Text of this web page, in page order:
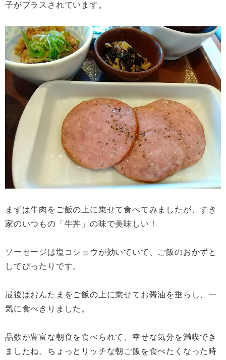
子がプラスされています。
まずは牛肉をご飯の上に乗せて食べてみましたが、すき
家のいつもの「牛丼」の味で美味しい！
ソーセージは塩コショウが効いていて、ご飯のおかずと
してぴったりです。
最後はおんたまをご飯の上に乗せてお醤油を垂らし、一
気に食べきりました。
品数が豊富な朝食を食べられて、幸せな気分を満喫でき
ましたね。ちょっとリッチな朝ご飯を食べたくなった時